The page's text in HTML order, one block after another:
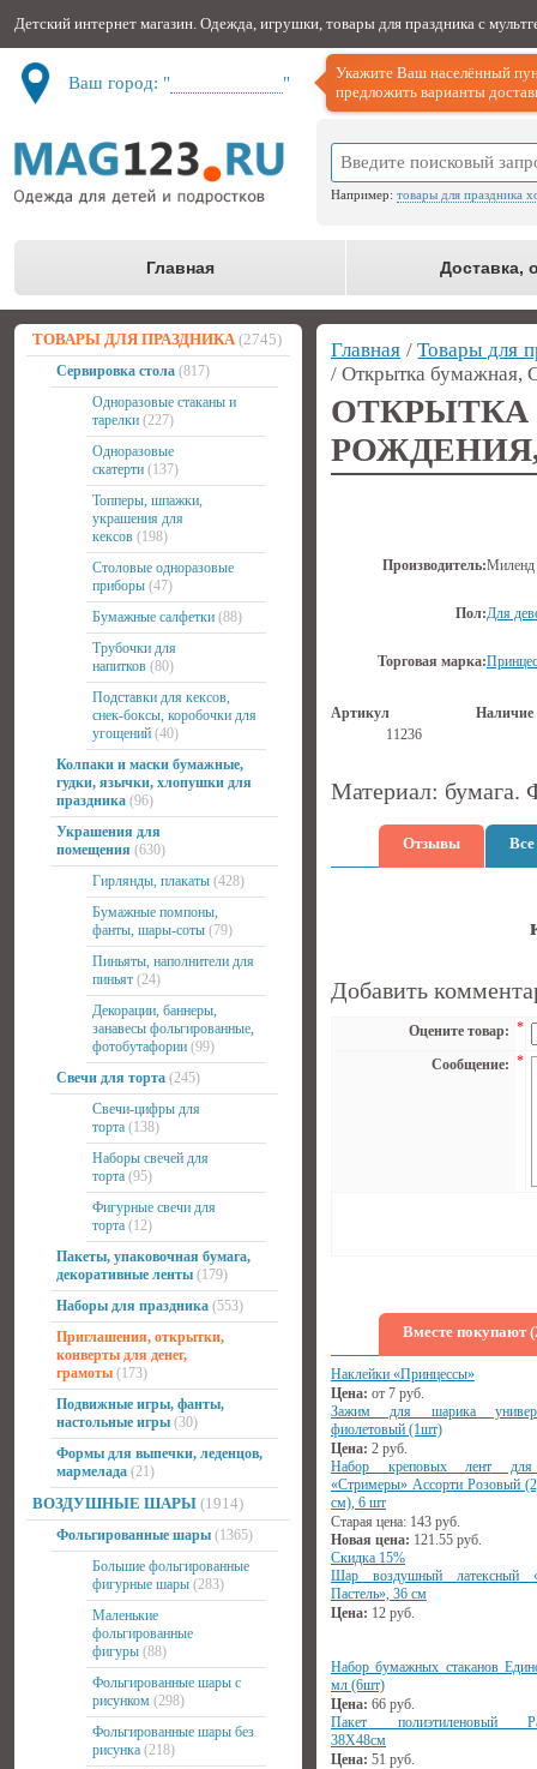
Детский интернет магазин. Одежда, игрушки, товары для праздника с
Ваш город: " "
Укажите Ваш населённый
предложить варианты
Например: товары для праздника
Главная Доставка,
ТОВАРЫ ДЛЯ ПРАЗДНИКА (2745)
Сервировка стола (817)
Одноразовые стаканы и
тарелки (227)
Одноразовые
скатерти (137)
Топперы, шпажки,
украшения для
кексов (198)
Столовые одноразовые
приборы (47)
Бумажные салфетки (88)
Трубочки для
напитков (80)
Подставки для кексов,
снек-боксы, коробочки для
угощений (40)
Колпаки и маски бумажные,
гудки, язычки, хлопушки для
праздника (96)
Украшения для
помещения (630)
Гирлянды, плакаты (428)
Бумажные помпоны,
фанты, шары-соты (79)
Пиньяты, наполнители для
пиньят (24)
Декорации, баннеры,
занавесы фольгированные,
фотобутафории (99)
Свечи для торта (245)
Свечи-цифры для
торта (138)
Наборы свечей для
торта (95)
Фигурные свечи для
торта (12)
Пакеты, упаковочная бумага,
декоративные ленты (179)
Наборы для праздника (553)
Приглашения, открытки,
конверты для денег,
грамоты (173)
Подвижные игры, фанты,
настольные игры (30)
Формы для выпечки, леденцов,
мармелада (21)
ВОЗДУШНЫЕ ШАРЫ (1914)
Фольгированные шары (1365)
Большие фольгированные
фигурные шары (283)
Маленькие
фольгированные
фигуры (88)
Фольгированные шары с
рисунком (298)
Фольгированные шары без
рисунка (218)
Главная /Товары для
/ Открытка бумажная,
РОЖДЕНИЯ,
Производитель:Миленд
Пол:Для
Торговая марка:
Артикул
Наличие
11236
Материал: бумага.
Отзывы
Добавить
Оцените товар: *
Сообщение: *
Вместе покупают
Наклейки «Принцессы»
Цена: от 7 руб.
Зажим для шарика
фиолетовый (1шт)
Цена: 2 руб.
Набор креповых лент для
«Стримеры» Ассорти Розовый
см), 6 шт
Старая цена: 143 руб.
Новая цена: 121.55 руб.
Скидка 15%
Шар воздушный латексный
Пастель», 36 см
Цена: 12 руб.
Набор бумажных стаканов
мл (6шт)
Цена: 66 руб.
Пакет полиэтиленовый
38Х48см
Цена: 51 руб.